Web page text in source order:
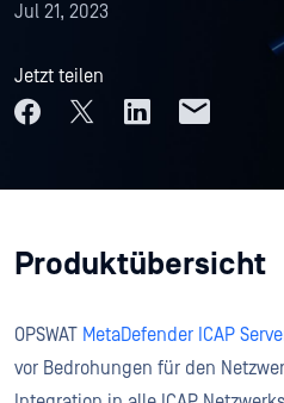
Jul 21, 2023
Jetzt teilen
Produktübersicht
OPSWAT MetaDefender ICAP
vor Bedrohungen für den